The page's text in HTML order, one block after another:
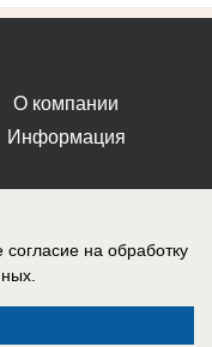
О компании
Информация
связи, информационных
19 июля 2019 г.
на обработку